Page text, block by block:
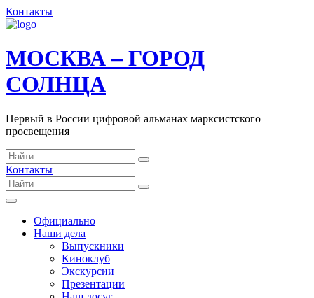
Контакты
МОСКВА – ГОРОД
СОЛНЦА
Первый в России цифровой альманах марксистского
просвещения
Контакты
Официально
Наши дела
Выпускники
Киноклуб
Экскурсии
Презентации